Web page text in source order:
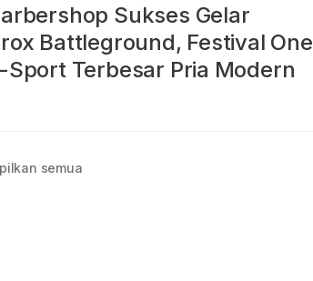
Sukses Gelar
Battleground, Festival One
Sport Terbesar Pria Modern
semua